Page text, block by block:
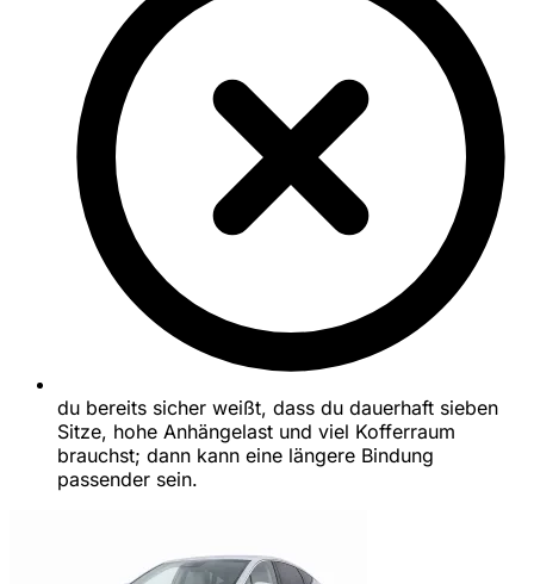
du bereits sicher weißt, dass du dauerhaft sieben
Sitze, hohe Anhängelast und viel Kofferraum
brauchst; dann kann eine längere Bindung
passender sein.